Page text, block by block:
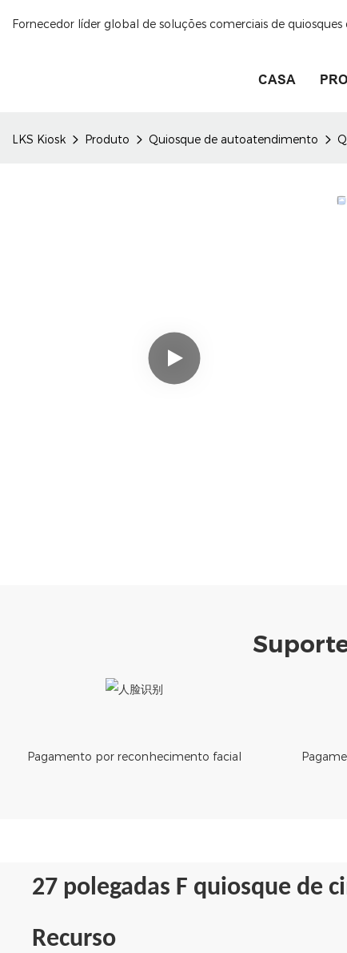
Fornecedor líder global de soluções comerciais de
CASA
LKS Kiosk Produto Quiosque de autoatendimento
Pagamento por reconhecimento facial
27 polegadas F quiosque de
Recurso